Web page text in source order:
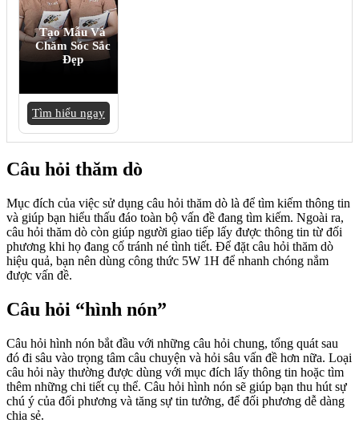
Tạo Mẫu Và
Chăm Sóc Sắc
Đẹp
Tìm hiểu ngay
Câu hỏi thăm dò
Mục đích của việc sử dụng câu hỏi thăm dò là để tìm kiếm thông tin
và giúp bạn hiểu thấu đáo toàn bộ vấn đề đang tìm kiếm. Ngoài ra,
câu hỏi thăm dò còn giúp người giao tiếp lấy được thông tin từ đối
phương khi họ đang cố tránh né tình tiết. Để đặt câu hỏi thăm dò
hiệu quả, bạn nên dùng công thức 5W 1H để nhanh chóng nắm
được vấn đề.
Câu hỏi “hình nón”
Câu hỏi hình nón bắt đầu với những câu hỏi chung, tổng quát sau
đó đi sâu vào trọng tâm câu chuyện và hỏi sâu vấn đề hơn nữa. Loại
câu hỏi này thường được dùng với mục đích lấy thông tin hoặc tìm
thêm những chi tiết cụ thể. Câu hỏi hình nón sẽ giúp bạn thu hút sự
chú ý của đối phương và tăng sự tin tưởng, để đối phương dễ dàng
chia sẻ.